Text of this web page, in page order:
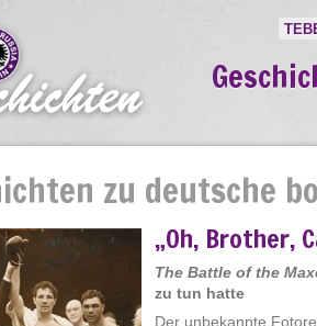
zu deutsche
„Oh, Brother,
The Battle of the
zu tun hatte
Der unbekannte